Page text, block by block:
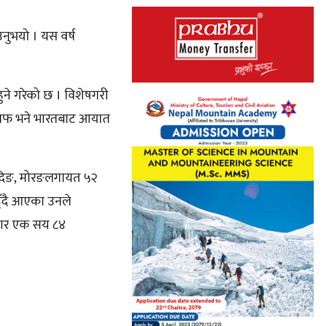
। यस वर्ष
गरेको छ । विशेषगरी
भने भारतबाट आयात
मोरङलगायत ५२
हुँदै आएका उनले
एक सय ८४